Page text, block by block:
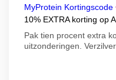
MyProtein Kortingscode
10% EXTRA korting op
Pak tien procent extra
uitzonderingen.